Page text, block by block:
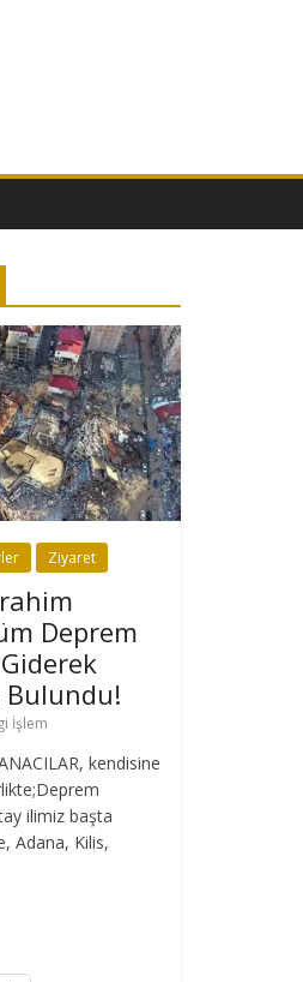
Ziyaret
Deprem
Bulundu!
İşlem
kendisine
ilimiz başta
Adana, Kilis,